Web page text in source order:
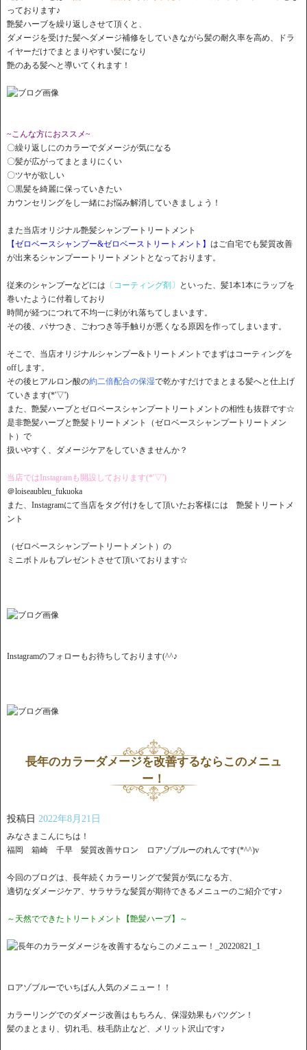
っております♪
艶髪ハーブを繰り返しさせて頂くと、
ダメージを受けた髪へダメージ補修をしていきながら髪の耐久率を高め、ドラ
イヤーだけでまとまりやすい髪になり
艶のある髪へと導いてくれます！
~こんな方におススメ~
〇繰り返しにのカラーでダメージが気になる
〇髪が広がってまとまりにくい
〇ツヤが欲しい
〇黒髪を綺麗に保っていきたい
カウンセリングをし一緒にお悩み解消していきましょう！
また当店オリジナル艶髪シャンプートリートメント
【ゼロベースシャンプー&ゼロベーストリートメント】 はご自宅でも髪質改善
が出来るシャンプーートリートメントとなっております。
従来のシャンプーなどには 〔コーティング剤〕
といった、髪1本1本にラップを
巻いたように付着しており
時間が経つにつれて不均一に剥がれ落ちてしまいます。
その後、パサつき、ごわつき等手触りが悪くなる原因を作ってしまいます。
そこで、当店オリジナルシャンプー&トリートメントでまずはコーティングを
offします。
その後ヒアルロン酸の約二倍配合の保湿で乾かすだけでまとまる髪へと仕上げ
ていきます(*'▽')
また、艶髪ハーブとゼロベースシャンプートリートメントの相性も抜群です☆
是非艶髪ハーブと艶髪トリートメント（ゼロベースシャンプートリートメン
ト）で
扱いやすく、ダメージケアをしていきませんか？
当店ではInstagramも開設しております(*'▽')
＠loiseaubleu_fukuoka
また、Instagramにて当店をタグ付けをして頂いたお客様には 艶髪トリートメ
ント
（ゼロベースシャンプートリートメント）の
ミニボトルもプレゼントさせて頂いております☆
Instagramのフォローもお待ちしております(^^♪
長年のカラーダメージを改善するならこのメニュ
ー！
投稿日 2022年8月21日
みなさまこんにちは！
福岡 箱崎 千早 髪質改善サロン ロアゾブルーのれんです(*^^)v
今回のブログは、長年続くカラーリングで髪質が気になる方、
適切なダメージケア、サラサラな髪質が期待できるメニューのご紹介です♪
～天然でできたトリートメント【艶髪ハーブ】～
ロアゾブルーでいちばん人気のメニュー！！
カラーリングでのダメージ改善はもちろん、保湿効果もバツグン！
髪のまとまり、切れ毛、枝毛防止など、メリット沢山です♪